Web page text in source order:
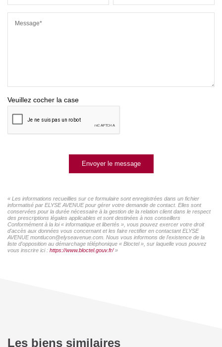
Message*
Veuillez cocher la case
Envoyer le message
« Les informations recueillies sur ce formulaire sont enregistrées dans un fichier
informatisé par ELYSE AVENUE pour gérer votre demande de contact. Elles sont
conservées pour la durée nécessaire à la gestion de la relation client dans le respect
des prescriptions légales applicables et sont destinées à nos conseillers
Conformément à la loi « informatique et libertés », vous pouvez exercer votre droit
d'accès aux données vous concernant et les faire rectifier en contactant ELYSE
AVENUE montlucon@elyseavenue.com. Nous vous informons de l'existence de la
liste d'opposition au démarchage téléphonique « Bloctel », sur laquelle vous pouvez
vous inscrire ici : https://www.bloctel.gouv.fr/»
Les biens similaires